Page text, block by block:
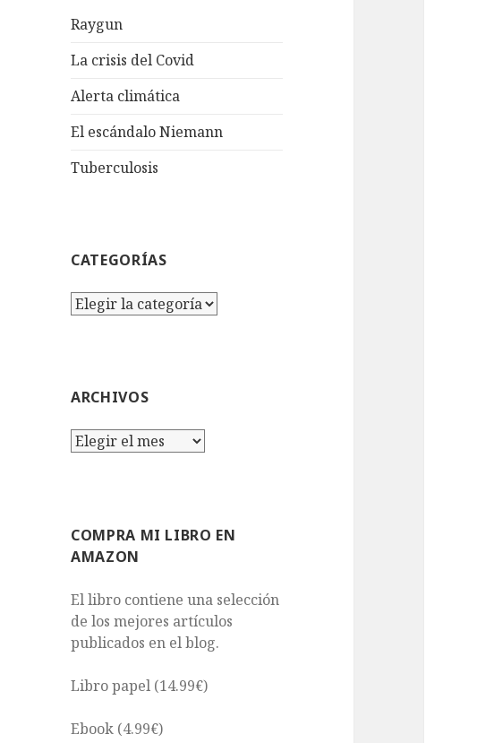
Raygun
La crisis del Covid
Alerta climática
El escándalo Niemann
Tuberculosis
CATEGORÍAS
Categorías
ARCHIVOS
Archivos
COMPRA MI LIBRO EN
AMAZON
El libro contiene una selección
de los mejores artículos
publicados en el blog.
Libro papel (14.99€)
Ebook (4.99€)